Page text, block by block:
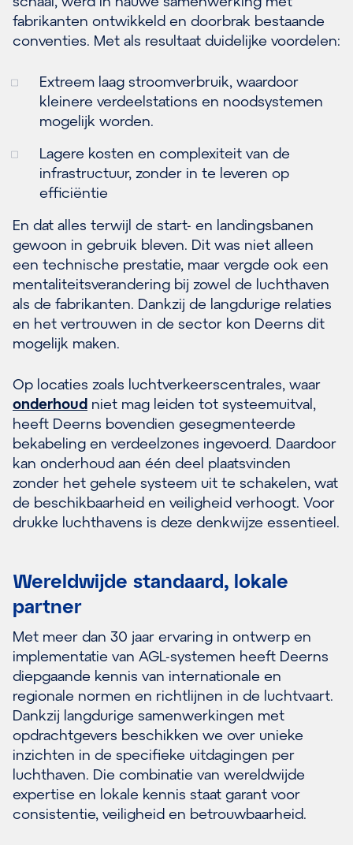
fabrikanten ontwikkeld en doorbrak bestaande
conventies. Met als resultaat duidelijke voordelen:
Extreem laag stroomverbruik, waardoor
kleinere verdeelstations en noodsystemen
mogelijk worden.
Lagere kosten en complexiteit van de
infrastructuur, zonder in te leveren op
efficiëntie
En dat alles terwijl de start- en landingsbanen
gewoon in gebruik bleven. Dit was niet alleen
een technische prestatie, maar vergde ook een
mentaliteitsverandering bij zowel de luchthaven
als de fabrikanten. Dankzij de langdurige relaties
en het vertrouwen in de sector kon Deerns dit
mogelijk maken.
Op locaties zoals luchtverkeerscentrales, waar
onderhoud niet mag leiden tot systeemuitval,
heeft Deerns bovendien gesegmenteerde
bekabeling en verdeelzones ingevoerd. Daardoor
kan onderhoud aan één deel plaatsvinden
zonder het gehele systeem uit te schakelen, wat
de beschikbaarheid en veiligheid verhoogt. Voor
drukke luchthavens is deze denkwijze essentieel.
Wereldwijde standaard, lokale
partner
Met meer dan 30 jaar ervaring in ontwerp en
implementatie van AGL-systemen heeft Deerns
diepgaande kennis van internationale en
regionale normen en richtlijnen in de luchtvaart.
Dankzij langdurige samenwerkingen met
opdrachtgevers beschikken we over unieke
inzichten in de specifieke uitdagingen per
luchthaven. Die combinatie van wereldwijde
expertise en lokale kennis staat garant voor
consistentie, veiligheid en betrouwbaarheid.